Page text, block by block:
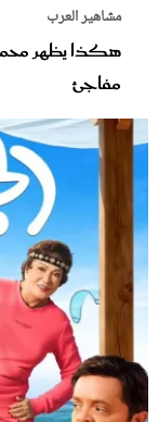
مشاهير العرب
هكذا يظهر
مفاجئ